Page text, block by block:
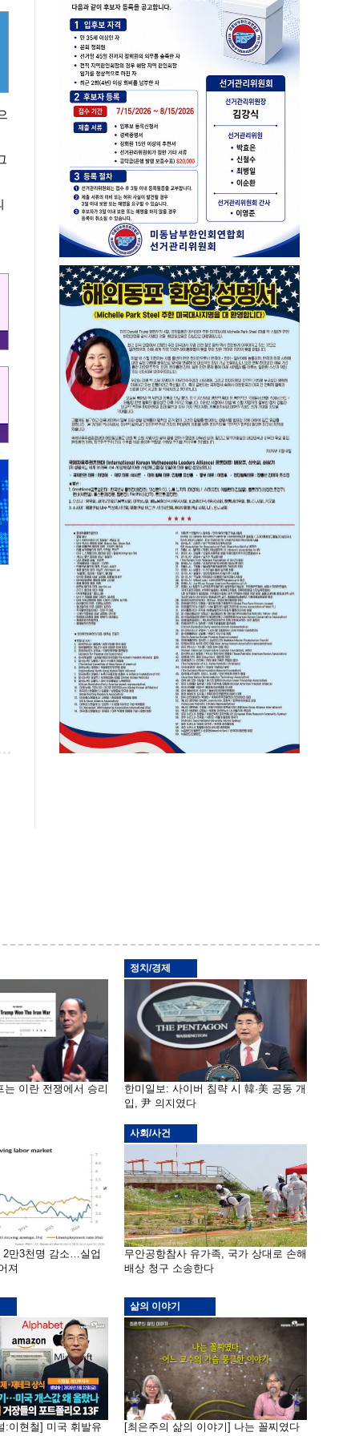
는 이란 전쟁에서 승리
정치/경제
한미일보: 사이버 침략 시 韓·美 공동 개
입, 尹 의지였다
2만3천명 감소…실업
져
사회/사건
무안공항참사 유가족, 국가 상대로 손해
배상 청구 소송한다
:이현철] 미국 휘발유
삶의 이야기
[최은주의 삶의 이야기] 나는 꼴찌였다